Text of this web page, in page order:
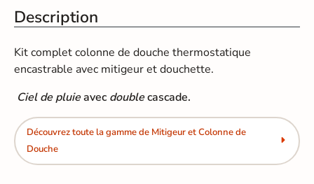
Description
Kit complet colonne de douche thermostatique
encastrable avec mitigeur et douchette.
Ciel de pluieavec doublecascade.
Découvrez toute la gamme de Mitigeur et Colonne de
Douche